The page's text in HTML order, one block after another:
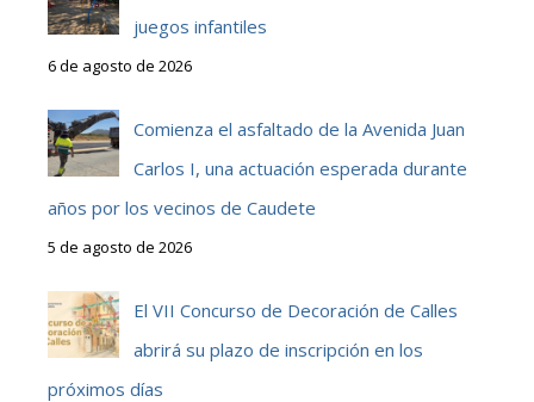
juegos infantiles
6 de agosto de 2026
Comienza el asfaltado de la Avenida Juan
Carlos I, una actuación esperada durante
años por los vecinos de Caudete
5 de agosto de 2026
El VII Concurso de Decoración de Calles
abrirá su plazo de inscripción en los
próximos días